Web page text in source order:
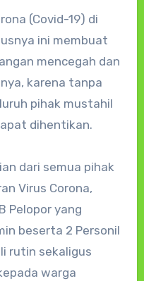
(Covid-19) di
ini membuat
mencegah dan
karena tanpa
pihak mustahil
dihentikan.
dari semua pihak
Virus Corona,
Pelopor yang
beserta 2 Personil
rutin sekaligus
warga